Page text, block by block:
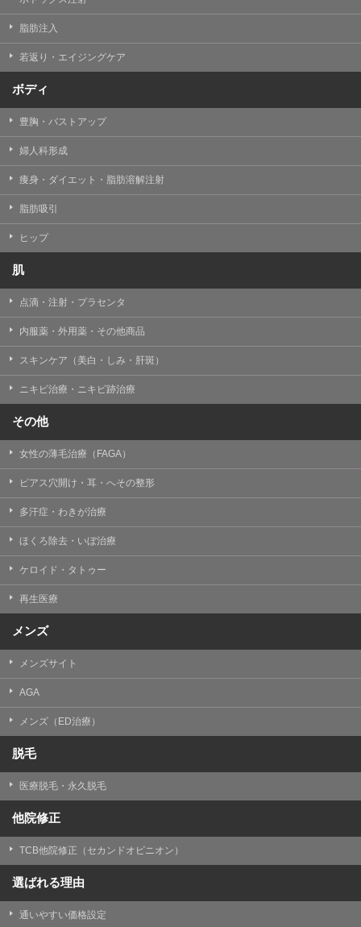
・Cookie等の技術を用いたアクセス履歴、閲覧記録等に
関する情報の収集、分析
・閲覧記録等から趣味・嗜好を分析した情報を使用して
の広告に利用するため
め
・患者様のサービス利用状況の分析及び症例研究のため
・広告、宣伝、マーケティングのため
【個人情報の管理体制について】
TCBグループは、取り扱う個人情報を、厳正な管理の下
に蓄積・保管し、当該個人情報への不正アクセス・紛
失・破壊・改ざんおよび漏洩等を防止するため、必要か
【個人情報の共同利用について】
TCBグループは、【利用目的】達成に必要な範囲で、取
得情報を共同して利用することがあります。
なお、共同利用にあたっては、一般社団法人メディカル
アライアンスが個人情報の管理について責任を有しま
一般社団法人メディカルアライアンス
代表電話番号03-6459-0169
①共同して利用される情報
【取得する情報】に規定されている取得情報
②共同して利用する者の範囲
【基本理念】に規定するTCBグループ
③共同利用する者の利用目的
【利用目的】の達成のため
【外部委託について】
TCBグループは、【利用目的】の達成に必要な範囲内に
おいて、取得情報の取扱いの全部または一部を外部の業
務委託先に委託することがあります。取得情報の取り扱
いを委託する場合、委託先との間で、個人情報の保護に
正に管理されるよう確保します。
【第三者提供について】
TCBグループは、個人情報保護法その他の法令により認
められる場合を除き、患者様の同意なしに、取得情報を
委託先以外の第三者に開示・提供することはありませ
ん。
TCBグループは、本人の申し出により個人情報に関する
について、これを適切に対応します。
問合せ先：個人情報お問合せフォーム
脂肪注入
若返り・エイジングケア
ボディ
豊胸・バストアップ
婦人科形成
痩身・ダイエット・脂肪溶解注射
脂肪吸引
ヒップ
肌
点滴・注射・プラセンタ
内服薬・外用薬・その他商品
スキンケア（美白・しみ・肝斑）
ニキビ治療・ニキビ跡治療
その他
女性の薄毛治療（FAGA）
ピアス穴開け・耳・へその整形
多汗症・わきが治療
ほくろ除去・いぼ治療
ケロイド・タトゥー
再生医療
メンズ
メンズサイト
AGA
メンズ（ED治療）
脱毛
医療脱毛・永久脱毛
他院修正
TCB他院修正（セカンドオピニオン）
選ばれる理由
通いやすい価格設定